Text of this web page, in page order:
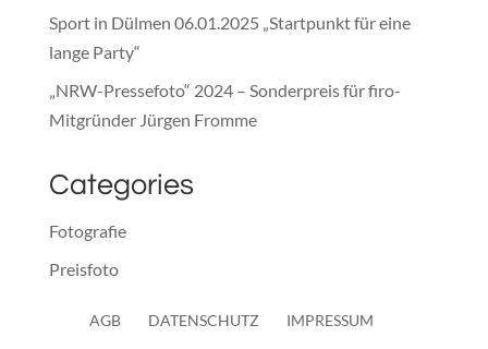
Sport in Dülmen 06.01.2025 „Startpunkt für eine
lange Party“
„NRW-Pressefoto“ 2024 – Sonderpreis für firo-
Mitgründer Jürgen Fromme
Categories
Fotografie
Preisfoto
AGB DATENSCHUTZ IMPRESSUM